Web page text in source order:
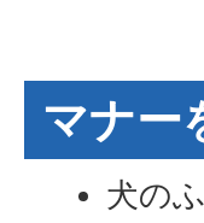
マナー
犬の